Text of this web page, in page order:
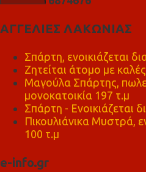
ΑΓΓΕΛΙΕΣ ΛΑΚΩΝΙΑΣ
Σπάρτη, ενοικιάζεται
Ζητείται άτομο με
Μαγούλα Σπάρτης,
μονοκατοικία 197 τ.μ
Σπάρτη - Ενοικιάζεται
Πικουλιάνικα Μυστρά,
100 τ.μ
e-info.gr